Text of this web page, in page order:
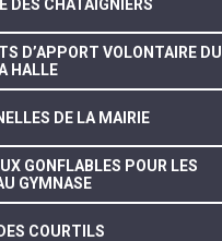
DES CHÂTAIGNIERS
D’APPORT VOLONTAIRE DU
HALLE
DE LA MAIRIE
GONFLABLES POUR LES
GYMNASE
COURTILS